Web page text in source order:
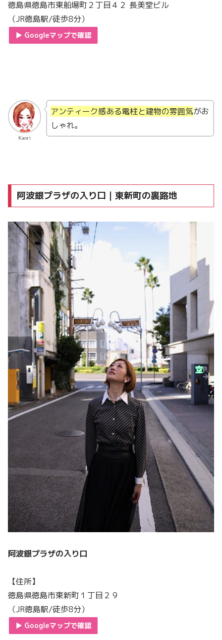
徳島県徳島市東船場町２丁目４２ 長美堂ビル
（JR徳島駅/徒歩8分）
▶︎ Googleマップで確認
Kaori
アンティーク感ある電柱と建物の雰囲気がお
しゃれ。
阿波銀プラザの入り口｜東新町の裏路地
阿波銀プラザの入り口
【住所】
徳島県徳島市東新町１丁目２９
（JR徳島駅/徒歩8分）
▶︎ Googleマップで確認